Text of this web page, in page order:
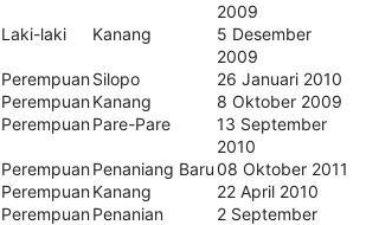
2009
Laki-laki Kanang
5 Desember
2009
PerempuanSilopo
26 Januari 2010
PerempuanKanang
8 Oktober 2009
PerempuanPare-Pare
13 September
2010
PerempuanPenaniang Baru08 Oktober 2011
PerempuanKanang
22 April 2010
PerempuanPenanian
2 September